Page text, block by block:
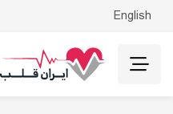
English